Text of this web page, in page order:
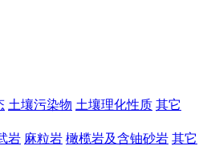
土壤污染物 土壤理化性质 其它
岩 麻粒岩 橄榄岩及含铀砂岩 其它